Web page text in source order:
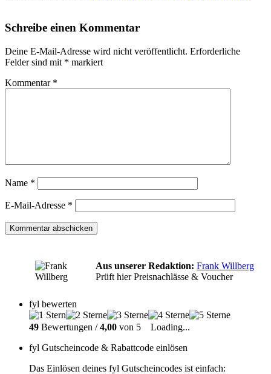
Schreibe einen Kommentar
Deine E-Mail-Adresse wird nicht veröffentlicht. Erforderliche
Felder sind mit * markiert
Kommentar *
Name *
E-Mail-Adresse *
Aus unserer Redaktion: Frank Willberg
Prüft hier Preisnachlässe & Voucher
fyl bewerten
49 Bewertungen /4,00 von 5
Loading...
fyl Gutscheincode & Rabattcode einlösen
Das Einlösen deines fyl Gutscheincodes ist einfach: